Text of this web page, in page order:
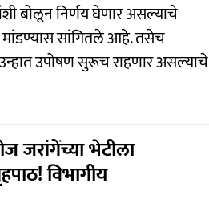
बोलून निर्णय घेणार असल्याचे
मांडण्यास सांगितले आहे. तसेच
उपोषण सुरूच राहणार असल्याचे
जरांगेंच्या भेटीला
विभागीय